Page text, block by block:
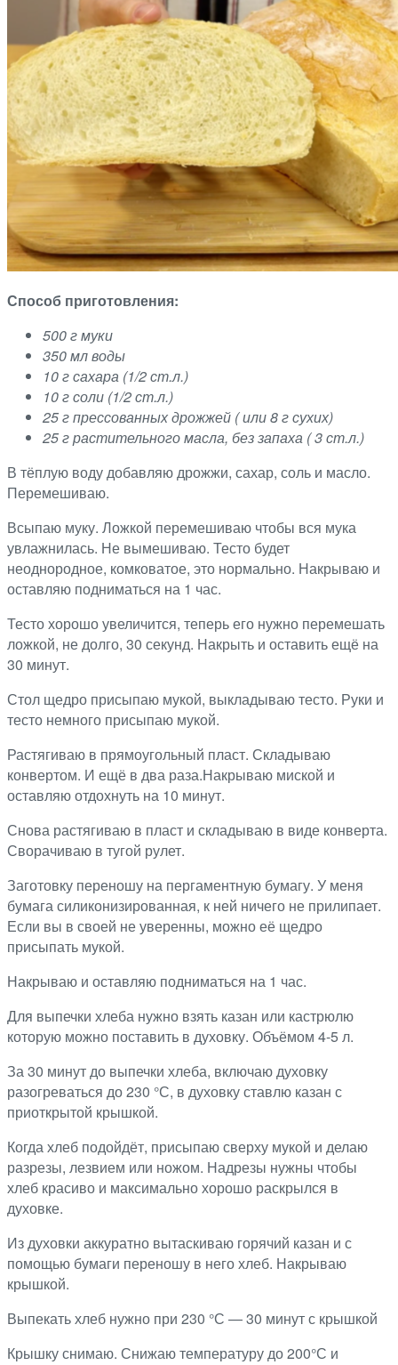
Способ приготовления:
500 г муки
350 мл воды
10 г сахара (1/2 ст.л.)
10 г соли (1/2 ст.л.)
25 г прессованных дрожжей ( или 8 г сухих)
25 г растительного масла, без запаха ( 3 ст.л.)
В тёплую воду добавляю дрожжи, сахар, соль и масло.
Перемешиваю.
Всыпаю муку. Ложкой перемешиваю чтобы вся мука
увлажнилась. Не вымешиваю. Тесто будет
неоднородное, комковатое, это нормально. Накрываю и
оставляю подниматься на 1 час.
Тесто хорошо увеличится, теперь его нужно перемешать
ложкой, не долго, 30 секунд. Накрыть и оставить ещё на
30 минут.
Стол щедро присыпаю мукой, выкладываю тесто. Руки и
тесто немного присыпаю мукой.
Растягиваю в прямоугольный пласт. Складываю
конвертом. И ещё в два раза.Накрываю миской и
оставляю отдохнуть на 10 минут.
Снова растягиваю в пласт и складываю в виде конверта.
Сворачиваю в тугой рулет.
Заготовку переношу на пергаментную бумагу. У меня
бумага силиконизированная, к ней ничего не прилипает.
Если вы в своей не уверенны, можно её щедро
присыпать мукой.
Накрываю и оставляю подниматься на 1 час.
Для выпечки хлеба нужно взять казан или кастрюлю
которую можно поставить в духовку. Объёмом 4-5 л.
За 30 минут до выпечки хлеба, включаю духовку
разогреваться до 230 °С, в духовку ставлю казан с
приоткрытой крышкой.
Когда хлеб подойдёт, присыпаю сверху мукой и делаю
разрезы, лезвием или ножом. Надрезы нужны чтобы
хлеб красиво и максимально хорошо раскрылся в
духовке.
Из духовки аккуратно вытаскиваю горячий казан и с
помощью бумаги переношу в него хлеб. Накрываю
крышкой.
Выпекать хлеб нужно при 230 °С — 30 минут с крышкой
Крышку снимаю. Снижаю температуру до 200°С и